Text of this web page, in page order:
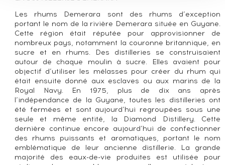
Les rhums Demerara sont des rhums d’exception
portant le nom de la rivière Demerara située en Guyane.
Cette région était réputée pour approvisionner de
nombreux pays, notamment la couronne britannique, en
sucre et en rhums. Des distilleries se construisaient
autour de chaque moulin à sucre. Elles avaient pour
objectif d’utiliser les mélasses pour créer du rhum qui
était ensuite donné aux esclaves ou aux marins de la
Royal Navy. En 1975, plus de dix ans après
l’indépendance de la Guyane, toutes les distilleries ont
été fermées et sont aujourd’hui regroupées sous une
seule et même entité, la Diamond Distillery. Cette
dernière continue encore aujourd’hui de confectionner
des rhums puissants et aromatiques, portant le nom
emblématique de leur ancienne distillerie. La grande
majorité des eaux-de-vie produites est utilisée pour